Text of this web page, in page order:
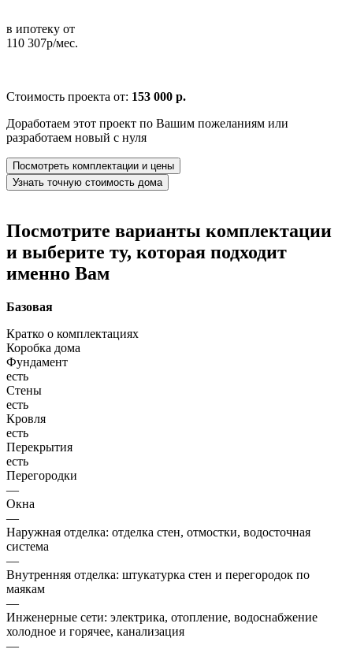
в ипотеку от
110 307р/мес.
Стоимость проекта от: 153 000 р.
Доработаем этот проект по Вашим пожеланиям или
разработаем новый с нуля
Посмотреть комплектации и цены
Узнать точную стоимость дома
Посмотрите варианты комплектации
и выберите ту, которая подходит
именно Вам
Базовая
Кратко о комплектациях
Коробка дома
Фундамент
есть
Стены
есть
Кровля
есть
Перекрытия
есть
Перегородки
—
Окна
—
Наружная отделка: отделка стен, отмостки, водосточная
система
—
Внутренняя отделка: штукатурка стен и перегородок по
маякам
—
Инженерные сети: электрика, отопление, водоснабжение
холодное и горячее, канализация
—